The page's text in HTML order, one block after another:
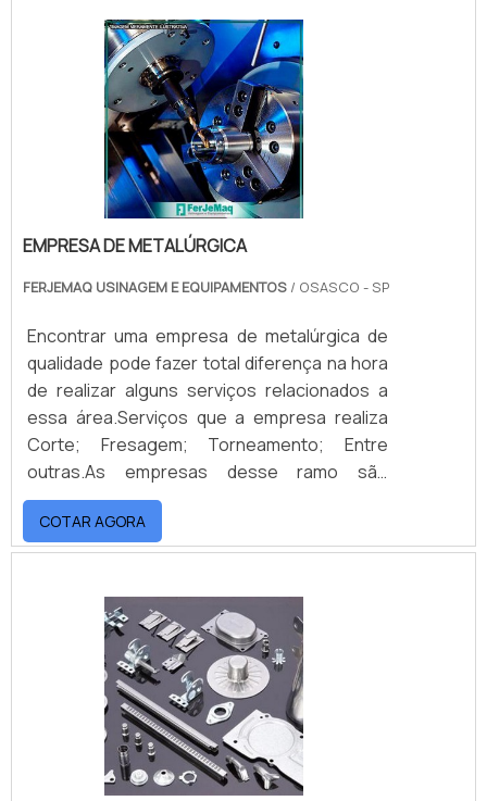
em nossa sociedade, por exemplo, artigos
de uso em escritório.No entanto, é
importante re.
EMPRESA DE METALÚRGICA
FERJEMAQ USINAGEM E EQUIPAMENTOS / OSASCO - SP
Encontrar uma empresa de metalúrgica de
qualidade pode fazer total diferença na hora
de realizar alguns serviços relacionados a
essa área.Serviços que a empresa realiza
Corte; Fresagem; Torneamento; Entre
outras.As empresas desse ramo são
especializadas em realizar esses e outros
tipos de serviços, dando formas a peças de
metal. Os metais utilizados nas empresas
características diferentes. Podemos
mencionar o aço, o alumínio, o cobre, entre
outros.É fundamental també.
COTAR AGORA